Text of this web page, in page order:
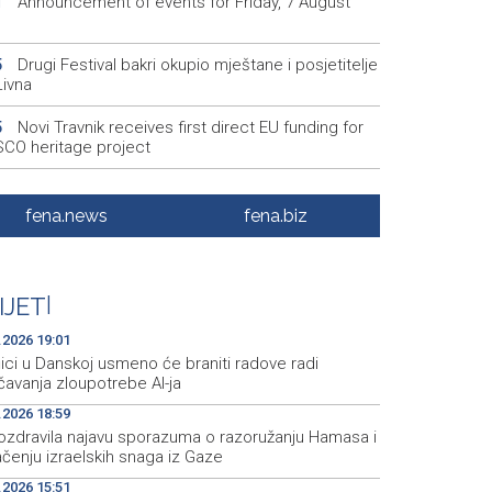
Drugi Festival bakri okupio mještane i posjetitelje
Novi Travnik receives first direct EU funding for
heritage project
Crishock: OHR maintains an open dialogue with
stakeholders in BiH
Španska krajnja ljevica i desnica ujedinjene protiv
kao suorganizatora SP 2030.
fena.news fena.biz
19:01
u Danskoj usmeno će braniti radove radi
zloupotrebe AI-ja
18:59
najavu sporazuma o razoružanju Hamasa i
izraelskih snaga iz Gaze
15:51